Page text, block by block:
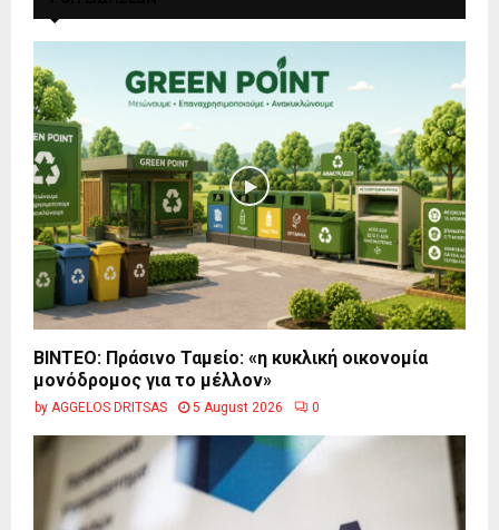
BINTEO: Πράσινο Ταμείο: «η κυκλική οικονομία
μονόδρομος για το μέλλον»
by AGGELOS DRITSAS 5 August 2026 0